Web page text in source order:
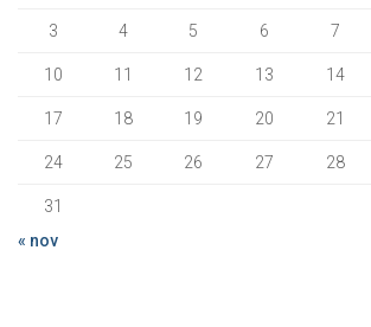
3 4 5 6 7
10 11 12 13 14
17 18 19 20 21
24 25 26 27 28
31
« nov